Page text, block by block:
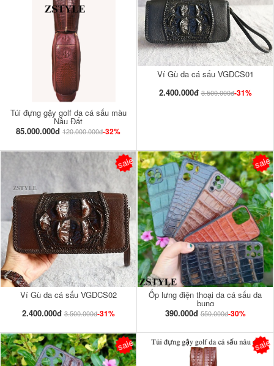
Túi đựng gậy golf da cá sấu màu
Nâu Đất
85.000.000đ 120.000.000đ-32%
Ví Gù da cá sấu VGDCS01
2.400.000đ 3.500.000đ-31%
Ví Gù da cá sấu VGDCS02
2.400.000đ 3.500.000đ-31%
sale
Ốp lưng điện thoại da cá sấu da
bụng
390.000đ 550.000đ-30%
sale
sale sale